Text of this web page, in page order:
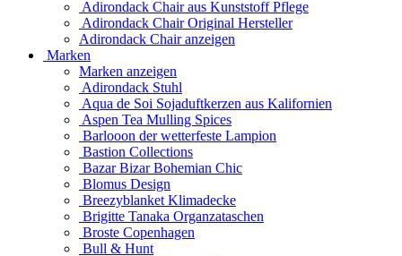
Adirondack Chair aus Kunststoff Pflege
Adirondack Chair Original Hersteller
Adirondack Chair anzeigen
Marken
Marken anzeigen
Adirondack Stuhl
Aqua de Soi Sojaduftkerzen aus Kalifornien
Aspen Tea Mulling Spices
Barlooon der wetterfeste Lampion
Bastion Collections
Bazar Bizar Bohemian Chic
Blomus Design
Breezyblanket Klimadecke
Brigitte Tanaka Organzataschen
Broste Copenhagen
Bull & Hunt